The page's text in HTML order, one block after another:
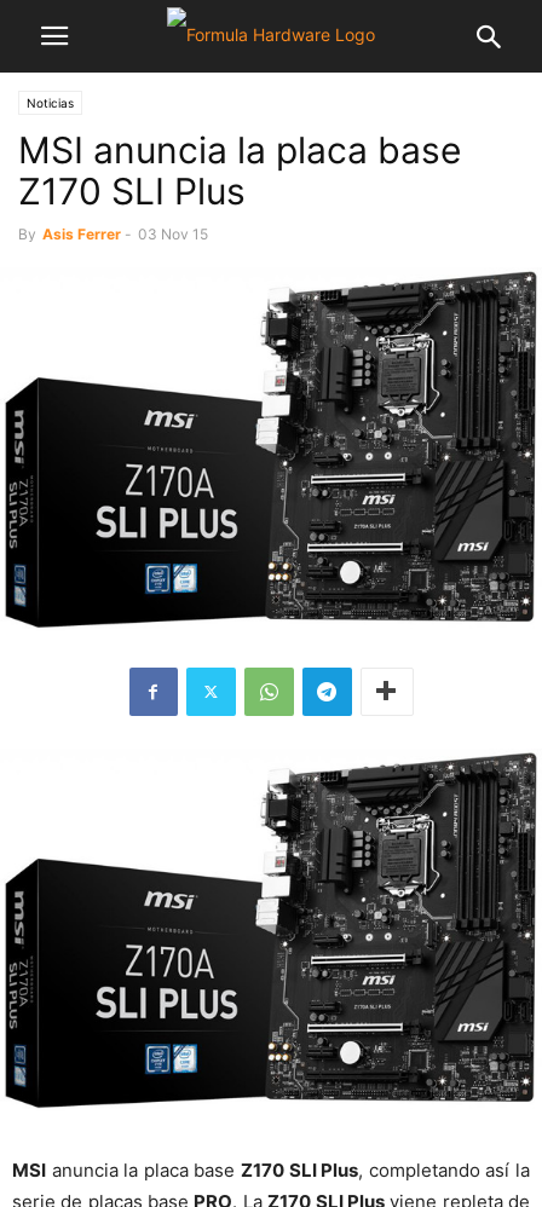
Noticias
MSI anuncia la placa base
Z170 SLI Plus
By Asis Ferrer - 03 Nov 15
MSI anuncia la placa base Z170 SLI Plus, completando así la
serie de placas base PRO. LaZ170 SLI Plusviene repleta de